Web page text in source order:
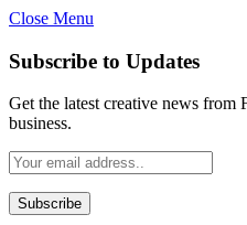
Close Menu
Subscribe to Updates
Get the latest creative news from
business.